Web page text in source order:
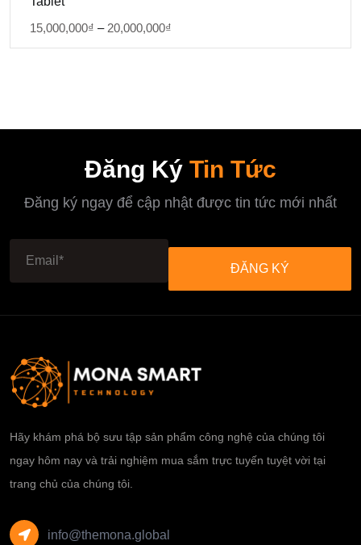
15,000,000₫ – 20,000,000₫
Đăng Ký Tin Tức
Đăng ký ngay để cập nhật được tin tức mới nhất
ĐĂNG KÝ
Hãy khám phá bộ sưu tập sản phẩm công nghệ của chúng tôi
ngay hôm nay và trải nghiệm mua sắm trực tuyến tuyệt vời tại
trang chủ của chúng tôi.
info@themona.global